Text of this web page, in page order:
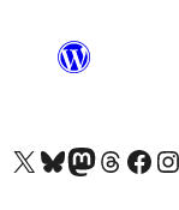
Посетите нас в X (ранее Twitter)
Посетите нашу учётную запись в Bluesky
Посетите нашу ленту в
Посетите нашу учётную
Посетите